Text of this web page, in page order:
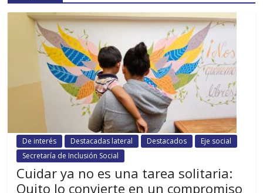
De interés Destacadas lateral Destacados
Eje social
Secretaría de Inclusión Social
Cuidar ya no es una tarea solitaria:
Quito lo convierte en un compromiso